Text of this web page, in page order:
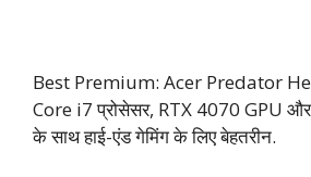
Best Premium: Acer Predator
Core i7 प्रोसेसर, RTX 4070 GPU और
के साथ हाई-एंड गेमिंग के लिए बेहतरीन.